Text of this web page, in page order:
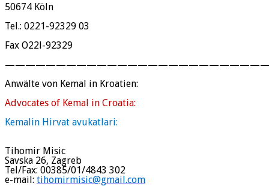
50674 Köln
Tel.: 0221-92329 03
Fax O22l-92329
Anwälte von Kemal in Kroatien:
Advocates of Kemal in Croatia:
Kemalin Hirvat avukatlari:
Tihomir Misic
Savska 26, Zagreb
Tel/Fax: 00385/01/4843 302
e-mail: tihomirmisic@gmail.com